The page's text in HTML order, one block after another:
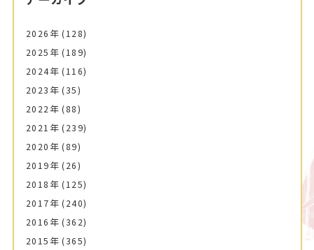
2026年 (128)
2025年 (189)
2024年 (116)
2023年 (35)
2022年 (88)
2021年 (239)
2020年 (89)
2019年 (26)
2018年 (125)
2017年 (240)
2016年 (362)
2015年 (365)